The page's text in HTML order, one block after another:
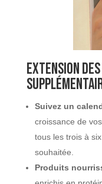
Extension
Suivez un
croissance de
tous les trois à
souhaitée.
Produits